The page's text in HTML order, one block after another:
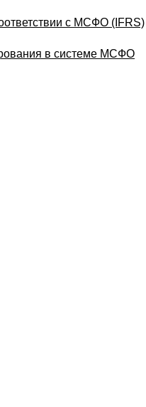
с МСФО (IFRS)
в системе МСФО